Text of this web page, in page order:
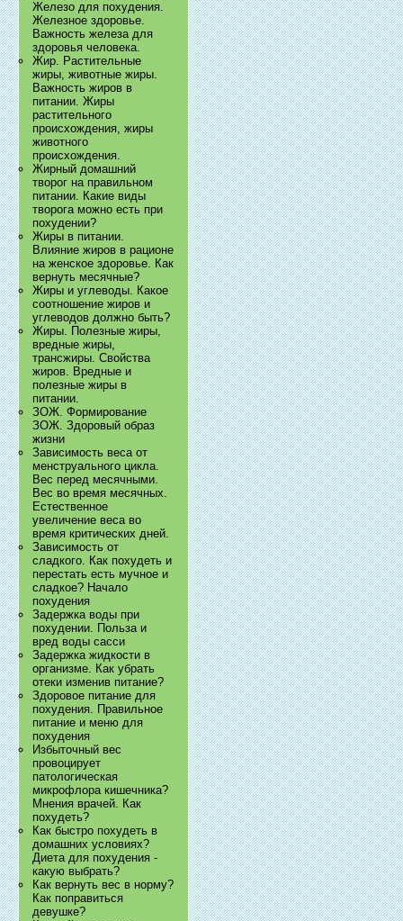
Железо для похудения.
Железное здоровье.
Важность железа для
здоровья человека.
Жир. Растительные
жиры, животные жиры.
Важность жиров в
питании. Жиры
растительного
происхождения, жиры
животного
происхождения.
Жирный домашний
творог на правильном
питании. Какие виды
творога можно есть при
похудении?
Жиры в питании.
Влияние жиров в рационе
на женское здоровье. Как
вернуть месячные?
Жиры и углеводы. Какое
соотношение жиров и
углеводов должно быть?
Жиры. Полезные жиры,
вредные жиры,
трансжиры. Свойства
жиров. Вредные и
полезные жиры в
питании.
ЗОЖ. Формирование
ЗОЖ. Здоровый образ
жизни
Зависимость веса от
менструального цикла.
Вес перед месячными.
Вес во время месячных.
Естественное
увеличение веса во
время критических дней.
Зависимость от
сладкого. Как похудеть и
перестать есть мучное и
сладкое? Начало
похудения
Задержка воды при
похудении. Польза и
вред воды сасси
Задержка жидкости в
организме. Как убрать
отеки изменив питание?
Здоровое питание для
похудения. Правильное
питание и меню для
похудения
Избыточный вес
провоцирует
патологическая
микрофлора кишечника?
Мнения врачей. Как
похудеть?
Как быстро похудеть в
домашних условиях?
Диета для похудения -
какую выбрать?
Как вернуть вес в норму?
Как поправиться
девушке?